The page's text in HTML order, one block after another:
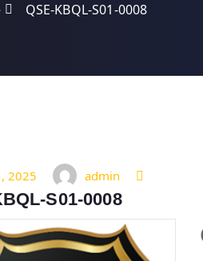
QSE-KBQL-S01-0008
2025 admin
S01-0008